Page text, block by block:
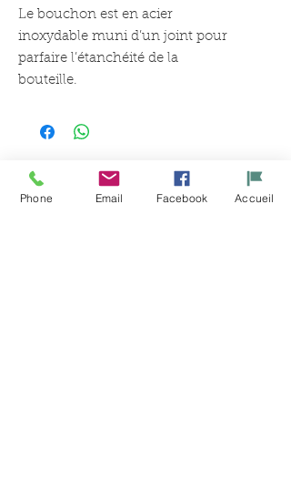
Le bouchon est en acier
inoxydable muni d’un joint pour
parfaire l’étanchéité de la
Productos
Phone Email Facebook Accueil